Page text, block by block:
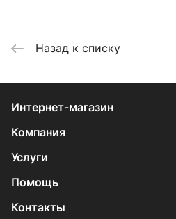
Назад к списку
Интернет-магазин
Компания
Услуги
Помощь
Контакты